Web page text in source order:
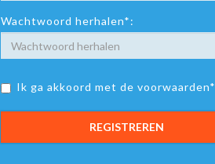
Wachtwoord herhalen*:
Ik ga akkoord met de voorwaarden*
REGISTREREN